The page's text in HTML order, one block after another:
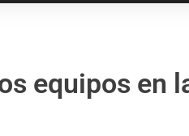
equipos en